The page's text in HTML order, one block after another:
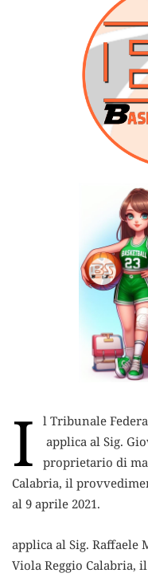
I
l Tribunale
applica al Sig.
proprietario di
Calabria, il
al 9 aprile 2021.
applica al Sig. Raffaele
Viola Reggio